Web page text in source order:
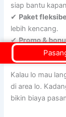
siap bantu
✔ Paket
lebih kencang.
✔Promo &
kayak Netflix &
Kalau lo mau
di area lo.
bikin biaya